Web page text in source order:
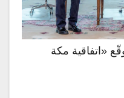
«اتفاقية مكة